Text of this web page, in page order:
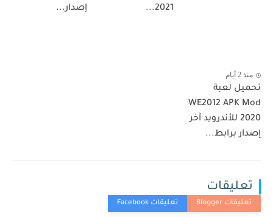
2021...
إصدار...
منذ 2 أيام
تحميل لعبة
WE2012 APK Mod
2020 للأندرويد آخر
إصدار برابط...
تعليقات